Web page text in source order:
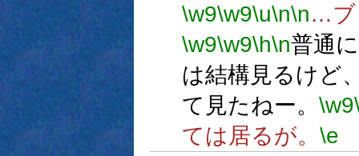
\w9\w9\u\n\n…ブ
\w9\w9\h\n普通
は結構見るけど
て見たねー。 \w9
ては居るが。 \e